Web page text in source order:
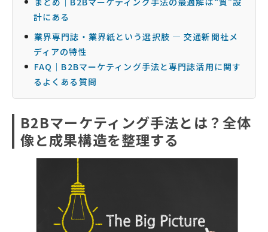
計にある
業界専門誌・業界紙という選択肢 ― 交通新聞社メ
ディアの特性
FAQ｜B2Bマーケティング手法と専門誌活用に関す
るよくある質問
B2Bマーケティング手法とは？全体
像と成果構造を整理する